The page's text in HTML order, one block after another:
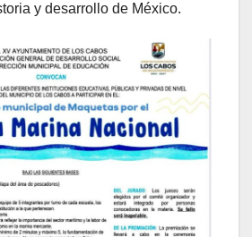
y desarrollo de México.